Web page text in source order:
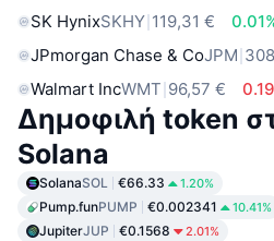
SK HynixSKHY 119,31 €
JPmorgan Chase & CoJPM
Walmart IncWMT 96,57 €
Δημοφιλή token
Solana
SolanaSOL €66.33 1.20%
Pump.funPUMP €0.002341 10.41%
JupiterJUP €0.1568 2.01%